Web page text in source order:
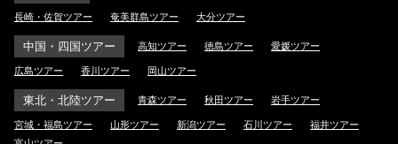
長崎・佐賀ツアー 奄美群島ツアー 大分ツアー
中国・四国ツアー 高知ツアー 徳島ツアー 愛媛ツアー
広島ツアー 香川ツアー 岡山ツアー
東北・北陸ツアー 青森ツアー 秋田ツアー 岩手ツアー
宮城・福島ツアー 山形ツアー 新潟ツアー 石川ツアー
福井ツアー